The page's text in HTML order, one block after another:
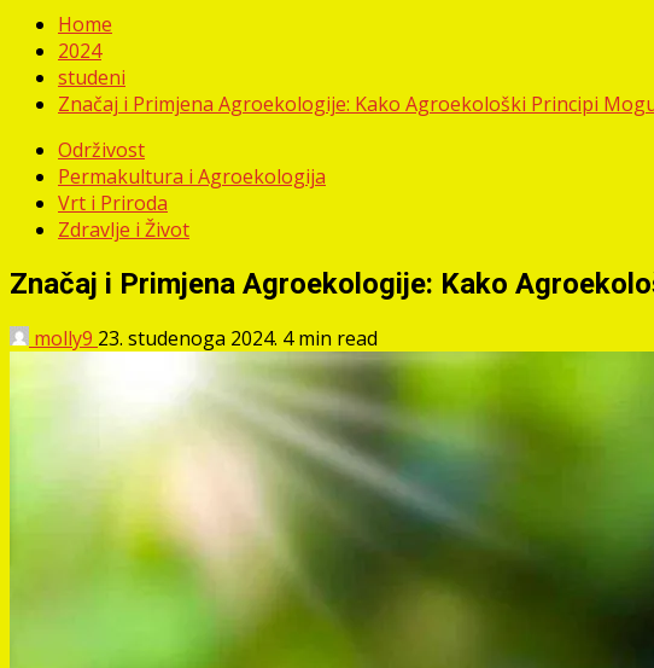
Home
2024
studeni
Značaj i Primjena Agroekologije: Kako Agroekološki Principi
Održivost
Permakultura i Agroekologija
Vrt i Priroda
Zdravlje i Život
Značaj i Primjena Agroekologije: Kako
molly9 23. studenoga 2024. 4 min read